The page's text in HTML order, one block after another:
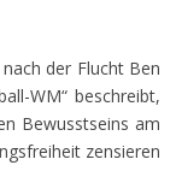
der Flucht Ben
WM“ beschreibt,
Bewusstseins am
zensieren